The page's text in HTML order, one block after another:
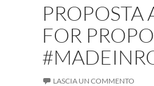
PROPOSTA
FOR
LASCIA UN COMMENTO